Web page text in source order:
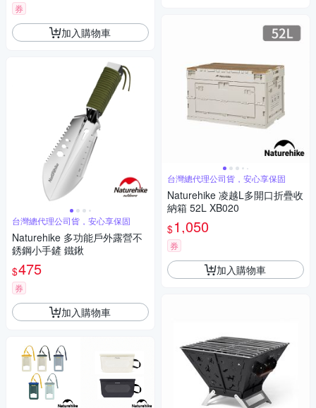
券
加入購物車
台灣總代理公司貨，安心享保固
Naturehike 多功能戶外露營不
銹鋼小手鏟 鐵鍬
$475
券
加入購物車
台灣總代理公司貨，安心享保固
Naturehike 凌越L多開口折疊收
納箱 52L XB020
$1,050
券
加入購物車